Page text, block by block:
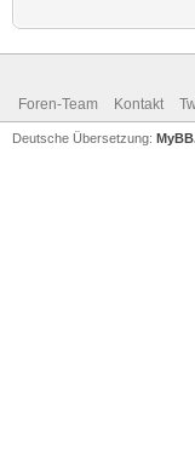
Foren-Team Kontakt
Deutsche Übersetzung: